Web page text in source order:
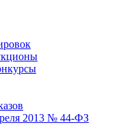
2013 № 44-ФЗ